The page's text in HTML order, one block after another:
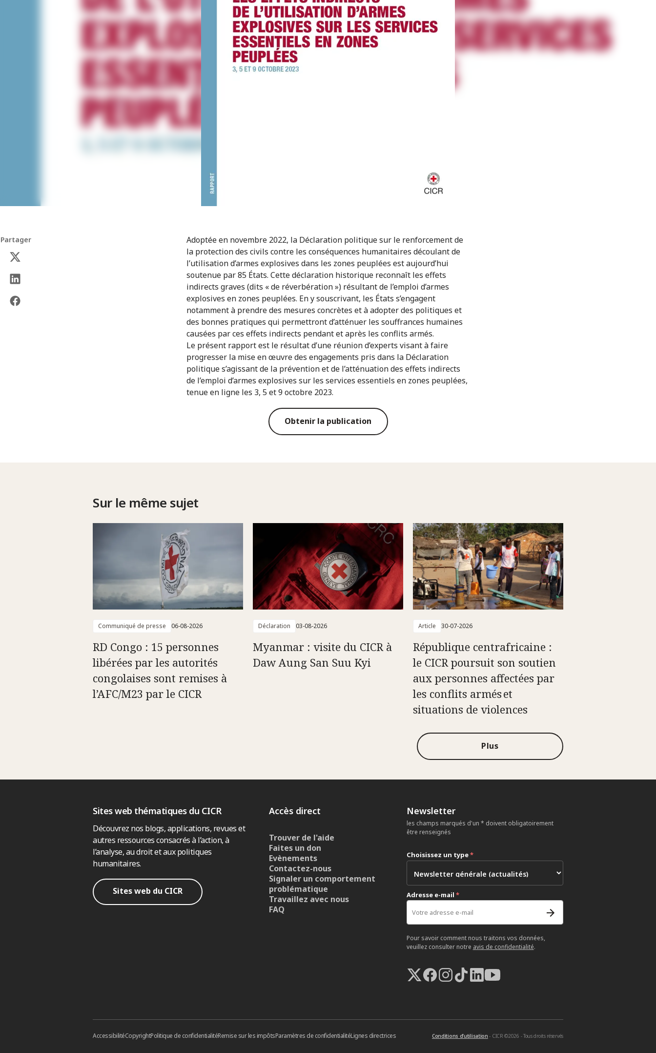
Partager
Adoptée en novembre 2022, la Déclaration politique sur le renforcement de
la protection des civils contre les conséquences humanitaires découlant de
l’utilisation d’armes explosives dans les zones peuplées est aujourd’hui
soutenue par 85 États. Cette déclaration historique reconnaît les effets
indirects graves (dits « de réverbération ») résultant de l’emploi d’armes
explosives en zones peuplées. En y souscrivant, les États s’engagent
notamment à prendre des mesures concrètes et à adopter des politiques et
des bonnes pratiques qui permettront d’atténuer les souffrances humaines
causées par ces effets indirects pendant et après les conflits armés.
Le présent rapport est le résultat d’une réunion d’experts visant à faire
progresser la mise en œuvre des engagements pris dans la Déclaration
politique s’agissant de la prévention et de l’atténuation des effets indirects
de l’emploi d’armes explosives sur les services essentiels en zones peuplées,
tenue en ligne les 3, 5 et 9 octobre 2023.
Obtenir la publication
Sur le même sujet
Communiqué de presse 06-08-2026
RD Congo : 15 personnes
libérées par les autorités
congolaises sont remises à
l’AFC/M23 par le CICR
Déclaration 03-08-2026
Myanmar : visite du CICR à
Daw Aung San Suu Kyi
Article 30-07-2026
République centrafricaine :
le CICR poursuit son soutien
aux personnes affectées par
les conflits armés et
situations de violences
Plus
Sites web thématiques du CICR
Découvrez nos blogs, applications, revues et
autres ressources consacrés à l’action, à
l’analyse, au droit et aux politiques
humanitaires.
Sites web du CICR
Accès direct
Trouver de l'aide
Faites un don
Evènements
Contactez-nous
Signaler un comportement
problématique
Travaillez avec nous
FAQ
Newsletter
les champs marqués d'un * doivent obligatoirement
être renseignés
Choisissez un type*
Adresse e-mail *
Pour savoir comment nous traitons vos données,
veuillez consulter notre avis de confidentialité.
AccessibilitéCopyrightPolitique de confidentialitéRemise sur les impôtsParamètres de confidentialitéLignes directrices Conditions d’utilisation - CICR ©2026 - Tous droits réservés